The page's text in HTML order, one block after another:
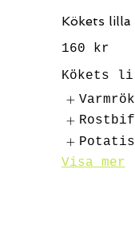
Kökets
160 kr
Kökets
Visa mer